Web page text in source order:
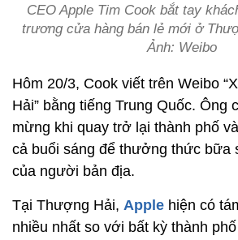
CEO Apple Tim Cook bắt tay
trương cửa hàng bán lẻ mới ở
Ảnh: Weibo
Hôm 20/3, Cook viết trên Weibo
Hải” bằng tiếng Trung Quốc. Ông
mừng khi quay trở lại thành phố
cả buổi sáng để thưởng thức bữa
của người bản địa.
Tại Thượng Hải, Apple hiện có
nhiều nhất so với bất kỳ thành